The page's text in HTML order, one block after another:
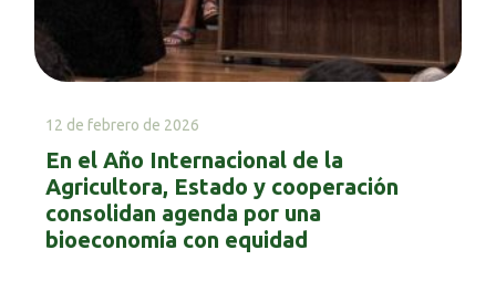
12 de febrero de 2026
En el Año Internacional de la
Agricultora, Estado y cooperación
consolidan agenda por una
bioeconomía con equidad